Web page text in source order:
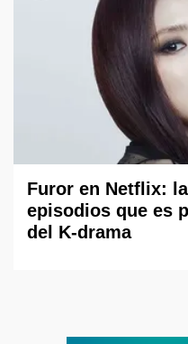
Furor en Netflix:
episodios que es
del K-drama